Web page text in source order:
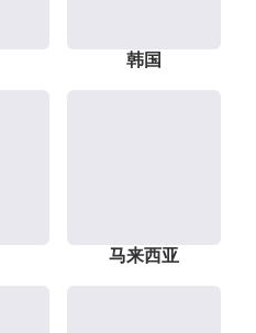
韩国
马来西亚